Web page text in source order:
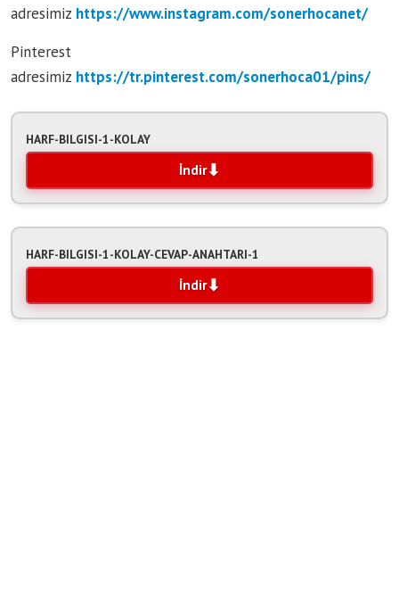
adresimiz https://www.instagram.com/sonerhocanet/
Pinterest
adresimiz https://tr.pinterest.com/sonerhoca01/pins/
HARF-BILGISI-1-KOLAY
İndir
HARF-BILGISI-1-KOLAY-CEVAP-ANAHTARI-1
İndir